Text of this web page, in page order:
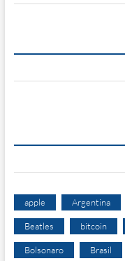
apple Argentina
Beatles bitcoin
Bolsonaro Brasil